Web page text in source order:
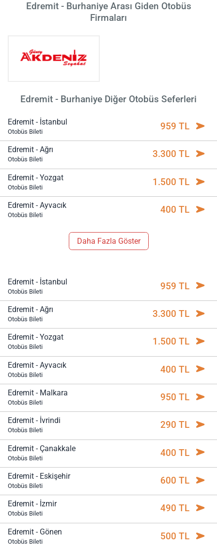
Edremit - Burhaniye Arası Giden Otobüs
Firmaları
Edremit - Burhaniye Diğer Otobüs Seferleri
Edremit - İstanbul
Otobüs Bileti 959 TL
Edremit - Ağrı
Otobüs Bileti 3.300 TL
Edremit - Yozgat
Otobüs Bileti 1.500 TL
Edremit - Ayvacık
Otobüs Bileti 400 TL
Daha Fazla Göster
Edremit - İstanbul
Otobüs Bileti 959 TL
Edremit - Ağrı
Otobüs Bileti 3.300 TL
Edremit - Yozgat
Otobüs Bileti 1.500 TL
Edremit - Ayvacık
Otobüs Bileti 400 TL
Edremit - Malkara
Otobüs Bileti 950 TL
Edremit - İvrindi
Otobüs Bileti 290 TL
Edremit - Çanakkale
Otobüs Bileti 400 TL
Edremit - Eskişehir
Otobüs Bileti 600 TL
Edremit - İzmir
Otobüs Bileti 490 TL
Edremit - Gönen
Otobüs Bileti 500 TL